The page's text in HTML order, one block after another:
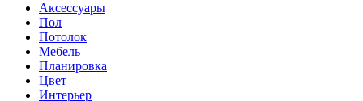
Аксессуары
Пол
Потолок
Мебель
Планировка
Цвет
Интерьер